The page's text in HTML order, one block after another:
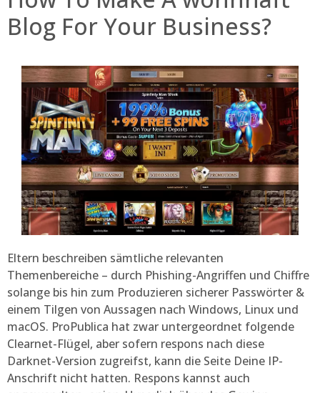
Blog For Your Business?
Eltern beschreiben sämtliche relevanten
Themenbereiche – durch Phishing-Angriffen und Chiffre
solange bis hin zum Produzieren sicherer Passwörter &
einem Tilgen von Aussagen nach Windows, Linux und
macOS. ProPublica hat zwar untergeordnet folgende
Clearnet-Flügel, aber sofern respons nach diese
Darknet-Version zugreifst, kann die Seite Deine IP-
Anschrift nicht hatten. Respons kannst auch